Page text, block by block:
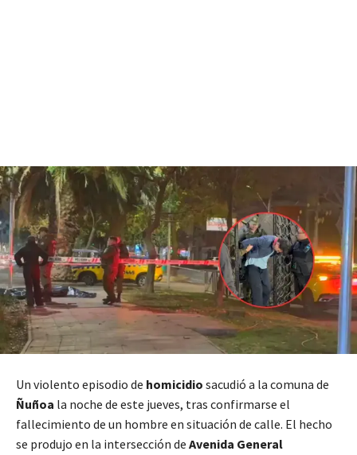
Un violento episodio de homicidio sacudió a la comuna de
Ñuñoa la noche de este jueves, tras confirmarse el
fallecimiento de un hombre en situación de calle. El hecho
se produjo en la intersección de Avenida General